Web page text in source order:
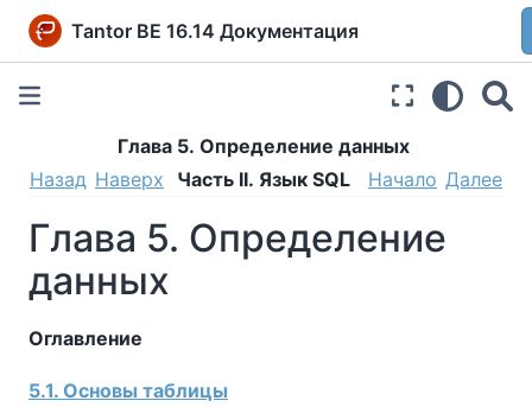
Tantor BE 16.14 Документация
Глава 5. Определение данных
Назад Наверх Часть II. Язык SQL Начало Далее
Глава 5. Определение
данных
Оглавление
5.1. Основы таблицы